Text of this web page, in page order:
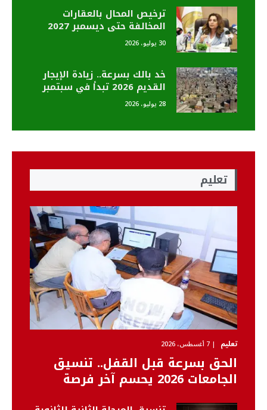
ترخيص المحال بالعقارات
المخالفة حتى ديسمبر 2027
قبل بدء العقوبات
30 يوليو، 2026
خد بالك بسرعة.. زيادة الإيجار
القديم 2026 تبدأ في سبتمبر
بنسبة 15% وهذه خيارات
السكن البديل
28 يوليو، 2026
تعليم
تعليم 7 أغسطس، 2026
الحق بسرعة قبل القفل.. تنسيق
الجامعات 2026 يحسم آخر فرصة